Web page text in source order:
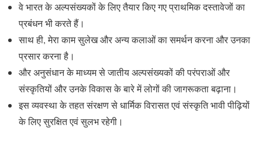
वे भारत के अल्पसंख्यकों के लिए तैयार किए गए प्राथमिक दस्तावेजों का
प्रबंधन भी करते हैं।
साथ ही, मेरा काम सुलेख और अन्य कलाओं का समर्थन करना और उनका
प्रसार करना है।
और अनुसंधान के माध्यम से जातीय अल्पसंख्यकों की परंपराओं और
संस्कृतियों और उनके विकास के बारे में लोगों की जागरूकता बढ़ाना।
इस व्यवस्था के तहत संरक्षण से धार्मिक विरासत एवं संस्कृति भावी पीढ़ियों
के लिए सुरक्षित एवं सुलभ रहेगी।